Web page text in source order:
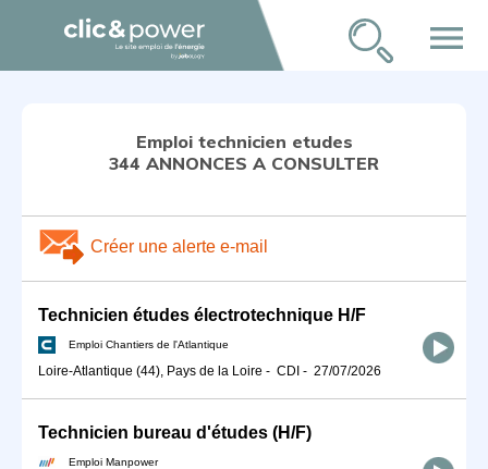
menu
Emploi technicien etudes
344 ANNONCES A CONSULTER
Créer une alerte e-mail
Technicien études électrotechnique H/F
Emploi Chantiers de l'Atlantique
Loire-Atlantique (44), Pays de la Loire - CDI - 27/07/2026
Technicien bureau d'études (H/F)
Emploi Manpower